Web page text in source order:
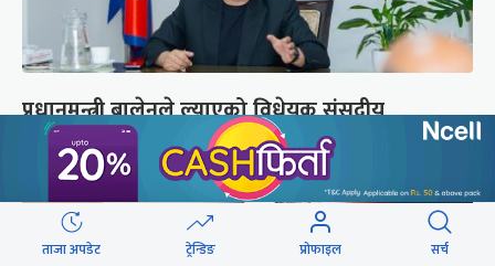
प्रधानमन्त्री बालेनले ल्याएको विधेयक संसदीय
समितिबाट जस्ताको तस्तै सदर
ताजा अपडेट ट्रेन्डिङ प्रोफाइल सर्च